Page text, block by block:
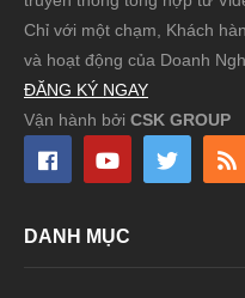
Chỉ với một chạm, Khách
và hoạt động của Doanh
ĐĂNG KÝ NGAY
Vận hành bởi CSK GROUP
DANH MỤC